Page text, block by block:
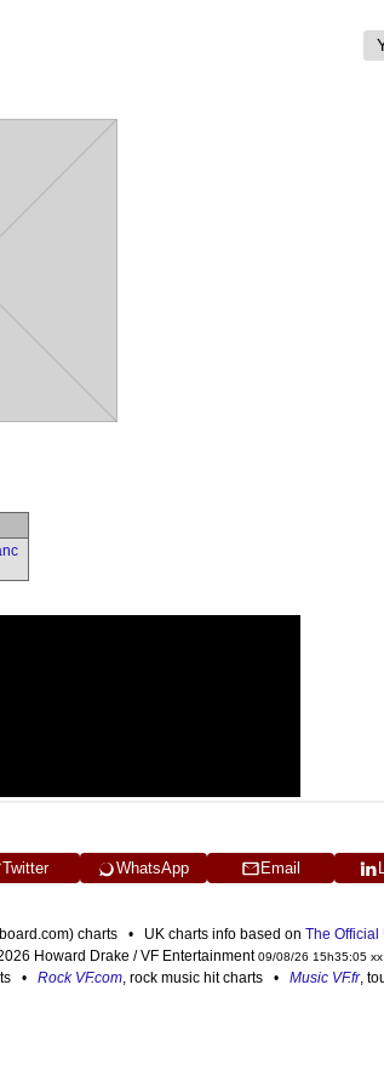
Twitter WhatsApp Email
charts • UK charts info based on The Official
Howard Drake / VF Entertainment09/08/26 15h35:05
• Rock VF.com, rock music hit charts • Music VF.fr,